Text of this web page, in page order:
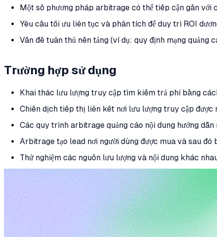
Một số phương pháp arbitrage có thể tiếp cận gần
Yêu cầu tối ưu liên tục và phân tích để duy trì ROI
Vấn đề tuân thủ nền tảng (ví dụ: quy định mạng quảng
Trường hợp sử dụng
Khai thác lưu lượng truy cập tìm kiếm trả phí bằng
Chiến dịch tiếp thị liên kết nơi lưu lượng truy cập được
Các quy trình arbitrage quảng cáo nội dung hướng
Arbitrage tạo lead nơi người dùng được mua và sau đó
Thử nghiệm các nguồn lưu lượng và nội dung khác